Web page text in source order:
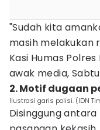
"Sudah kita
masih melakukan
Kasi Humas
awak media,
2. Motif dugaan
Ilustrasi garis polisi. (IDN
Disinggung